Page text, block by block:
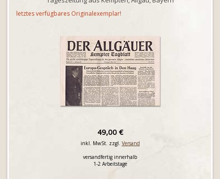
letztes verfügbares Originalexemplar!
49,00 €
inkl. MwSt. zzgl. Versand
versandfertig innerhalb
1-2 Arbeitstage